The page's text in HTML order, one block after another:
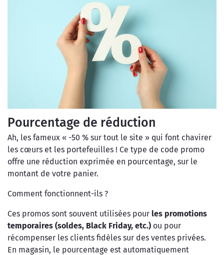
Pourcentage de réduction
Ah, les fameux « -50 % sur tout le site » qui font chavirer
les cœurs et les portefeuilles ! Ce type de code promo
offre une réduction exprimée en pourcentage, sur le
montant de votre panier.
Comment fonctionnent-ils ?
Ces promos sont souvent utilisées pour les promotions
temporaires (soldes, Black Friday, etc.) ou pour
récompenser les clients fidèles sur des ventes privées.
En magasin, le pourcentage est automatiquement